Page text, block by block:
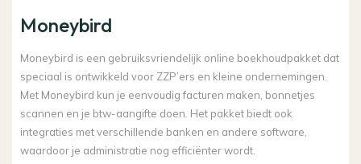
Moneybird
Moneybird is een gebruiksvriendelijk online boekhoudpakket dat
speciaal is ontwikkeld voor ZZP’ers en kleine ondernemingen.
Met Moneybird kun je eenvoudig facturen maken, bonnetjes
scannen en je btw-aangifte doen. Het pakket biedt ook
integraties met verschillende banken en andere software,
waardoor je administratie nog efficiënter wordt.